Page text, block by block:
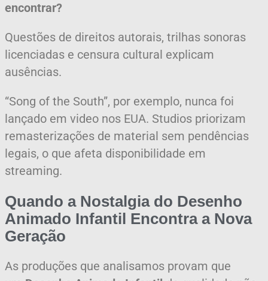
encontrar?
Questões de direitos autorais, trilhas sonoras
licenciadas e censura cultural explicam
ausências.
“Song of the South”, por exemplo, nunca foi
lançado em video nos EUA. Studios priorizam
remasterizações de material sem pendências
legais, o que afeta disponibilidade em
streaming.
Quando a Nostalgia do Desenho
Animado Infantil Encontra a Nova
Geração
As produções que analisamos provam que